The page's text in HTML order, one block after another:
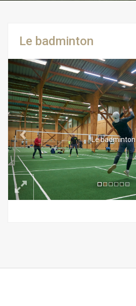
Le badminton
Le badminton
Previous